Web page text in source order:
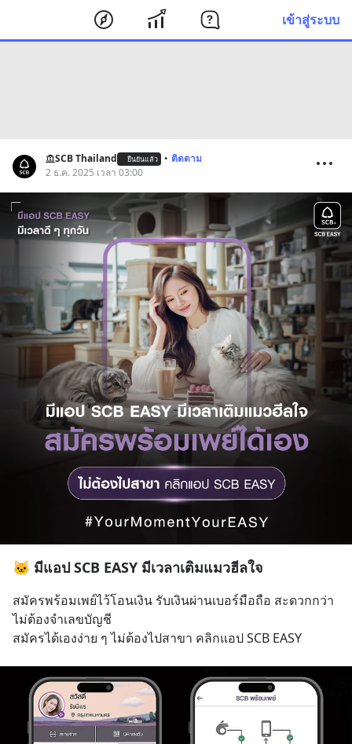
เข้าสู่ระบบ
SCB Thailand ยืนยันแล้ว • ติดตาม
2 ธ.ค. 2025 เวลา 03:00
🐱 มีแอป SCB EASY มีเวลาเติมแมวฮีลใจ
สมัครพร้อมเพย์ไว้โอนเงิน รับเงินผ่านเบอร์มือถือ สะดวกกว่า
ไม่ต้องจำเลขบัญชี
สมัครได้เองง่าย ๆ ไม่ต้องไปสาขา คลิกแอป SCB EASY